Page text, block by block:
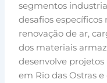
segmentos
desafios
renovação de ar,
dos materiais
desenvolve
em Rio das Ostras